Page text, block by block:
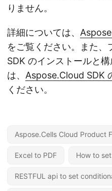
りません。
詳細については、
をご覧ください。また
SDK のインストールと
は、 Aspose.Cloud SDK
ください。
Aspose.Cells Cloud Product
Excel to PDF How to
RESTFUL api to set